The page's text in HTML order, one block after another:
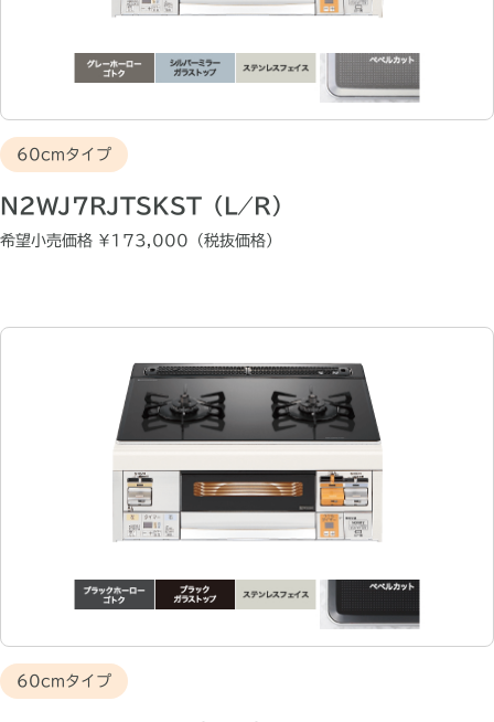
60cmタイプ
N2WJ7RJTSKST（L ⁄ R）
希望小売価格 ¥173,000（税抜価格）
60cmタイプ